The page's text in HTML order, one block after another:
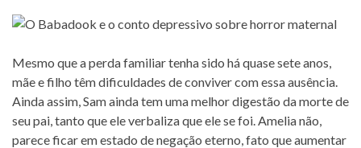
Mesmo que a perda familiar tenha sido há quase sete anos,
mãe e filho têm dificuldades de conviver com essa ausência.
Ainda assim, Sam ainda tem uma melhor digestão da morte de
seu pai, tanto que ele verbaliza que ele se foi. Amelia não,
parece ficar em estado de negação eterno, fato que aumentar